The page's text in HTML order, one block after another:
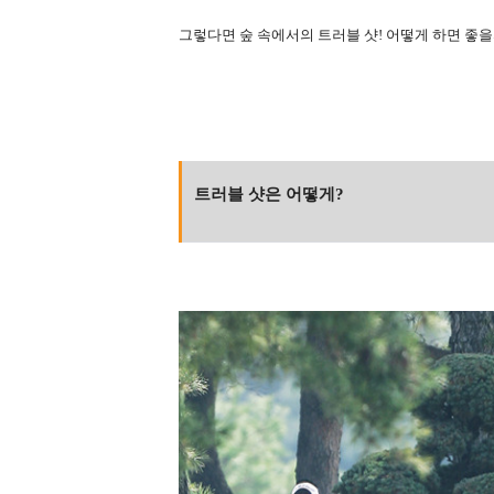
그렇다면 숲 속에서의 트러블 샷! 어떻게 하면 좋
트러블 샷은 어떻게?